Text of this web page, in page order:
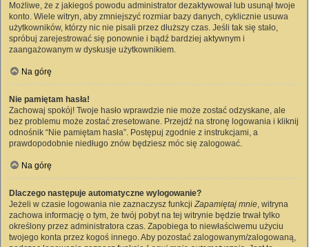
Możliwe, że z jakiegoś powodu administrator dezaktywował lub usunął twoje
konto. Wiele witryn, aby zmniejszyć rozmiar bazy danych, cyklicznie usuwa
użytkowników, którzy nic nie pisali przez dłuższy czas. Jeśli tak się stało,
spróbuj zarejestrować się ponownie i bądź bardziej aktywnym i
zaangażowanym w dyskusje użytkownikiem.
Na górę
Nie pamiętam hasła!
Zachowaj spokój! Twoje hasło wprawdzie nie może zostać odzyskane, ale
bez problemu może zostać zresetowane. Przejdź na stronę logowania i kliknij
odnośnik “Nie pamiętam hasła”. Postępuj zgodnie z instrukcjami, a
prawdopodobnie niedługo znów będziesz móc się zalogować.
Na górę
Dlaczego następuje automatyczne wylogowanie?
Jeżeli w czasie logowania nie zaznaczysz funkcjiZapamiętaj mnie, witryna
zachowa informację o tym, że twój pobyt na tej witrynie będzie trwał tylko
określony przez administratora czas. Zapobiega to niewłaściwemu użyciu
twojego konta przez kogoś innego. Aby pozostać zalogowanym/zalogowaną,